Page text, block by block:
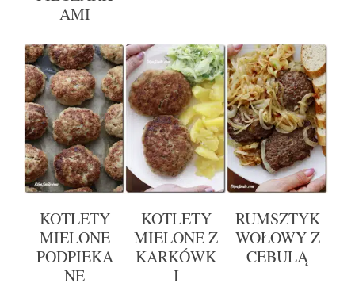
AMI
KOTLETY
MIELONE
PODPIEKA
NE
KOTLETY
MIELONE Z
KARKÓWK
I
RUMSZTYK
WOŁOWY Z
CEBULĄ